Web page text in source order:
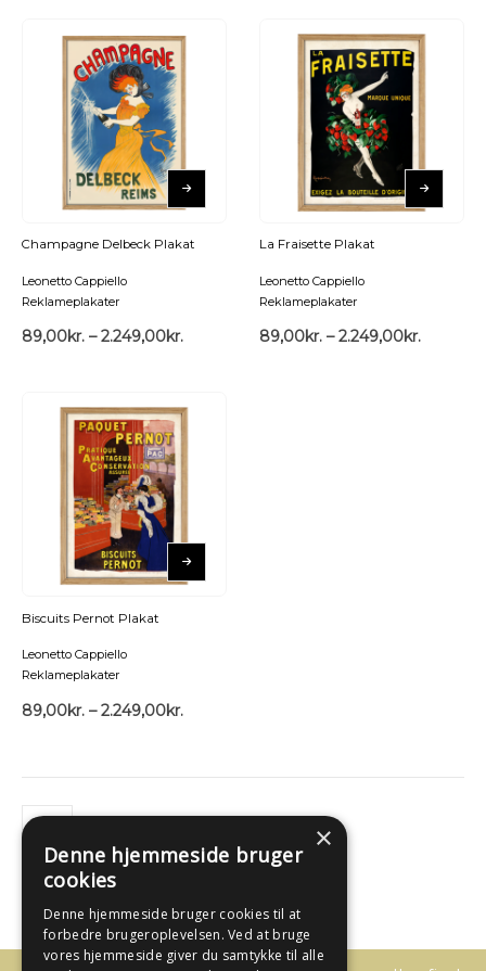
Champagne Delbeck Plakat
Leonetto Cappiello
Reklameplakater
89,00kr. – 2.249,00kr.
La Fraisette Plakat
Leonetto Cappiello
Reklameplakater
89,00kr. – 2.249,00kr.
Biscuits Pernot Plakat
Leonetto Cappiello
Reklameplakater
89,00kr. – 2.249,00kr.
×
Denne hjemmeside bruger
cookies
Denne hjemmeside bruger cookies til at
forbedre brugeroplevelsen. Ved at bruge
vores hjemmeside giver du samtykke til alle